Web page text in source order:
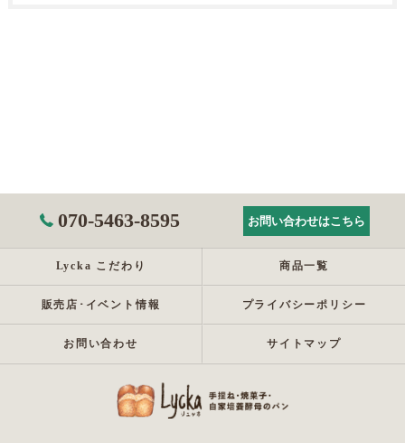
070-5463-8595 お問い合わせはこちら
Lycka こだわり 商品一覧
販売店･イベント情報 プライバシーポリシー
お問い合わせ サイトマップ